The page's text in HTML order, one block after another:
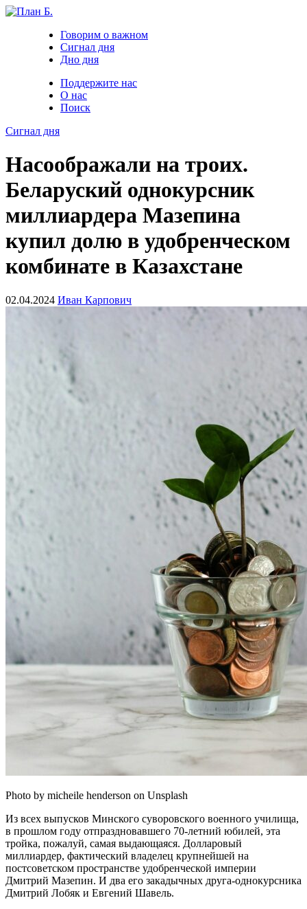
Говорим о важном
Сигнал дня
Дно дня
Поддержите нас
О нас
Поиск
Сигнал дня
Насоображали на троих.
Беларуский однокурсник
миллиардера Мазепина
купил долю в удобренческом
комбинате в Казахстане
02.04.2024 Иван Карпович
Photo by micheile henderson on Unsplash
Из всех выпусков Минского суворовского военного училища,
в прошлом году отпраздновавшего 70-летний юбилей, эта
тройка, пожалуй, самая выдающаяся. Долларовый
миллиардер, фактический владелец крупнейшей на
постсоветском пространстве удобренческой империи
Дмитрий Мазепин. И два его закадычных друга-однокурсника
Дмитрий Лобяк и Евгений Шавель.